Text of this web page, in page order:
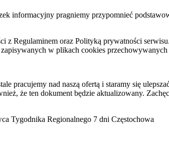
informacyjny pragniemy przypomnieć
z Regulaminem oraz Polityką prywatności
w plikach cookies
pracujemy nad naszą ofertą i staramy się
że ten dokument będzie aktualizowany.
Tygodnika Regionalnego 7 dni Częstochowa